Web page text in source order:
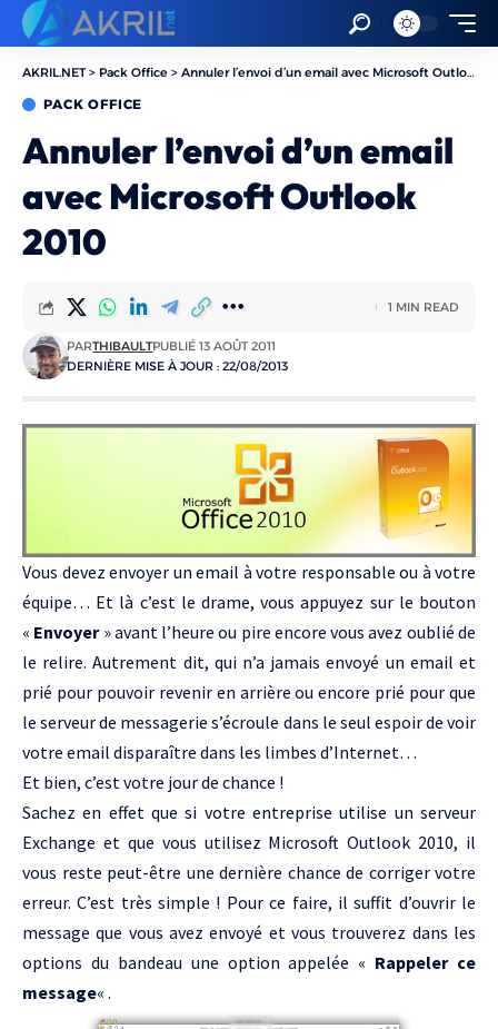
AKRIL.NET> Pack Office > Annuler l’envoi d’un email avec Microsoft Outlook 2010
PACK OFFICE
Annuler l’envoi d’un email
avec Microsoft Outlook
2010
DERNIÈRE MISE À JOUR : 22/08/2013
PARTHIBAULTPUBLIÉ 13 AOÛT 2011
1 MIN READ
Vous devez envoyer un email à votre responsable ou à votre
équipe… Et là c’est le drame, vous appuyez sur le bouton
« Envoyer» avant l’heure ou pire encore vous avez oublié de
le relire. Autrement dit, qui n’a jamais envoyé un email et
prié pour pouvoir revenir en arrière ou encore prié pour que
le serveur de messagerie s’écroule dans le seul espoir de voir
votre email disparaître dans les limbes d’Internet…
Et bien, c’est votre jour de chance !
Sachez en effet que si votre entreprise utilise un serveur
Exchange et que vous utilisez Microsoft Outlook 2010, il
vous reste peut-être une dernière chance de corriger votre
erreur. C’est très simple ! Pour ce faire, il suffit d’ouvrir le
message que vous avez envoyé et vous trouverez dans les
options du bandeau une option appelée « Rappeler ce
message« .